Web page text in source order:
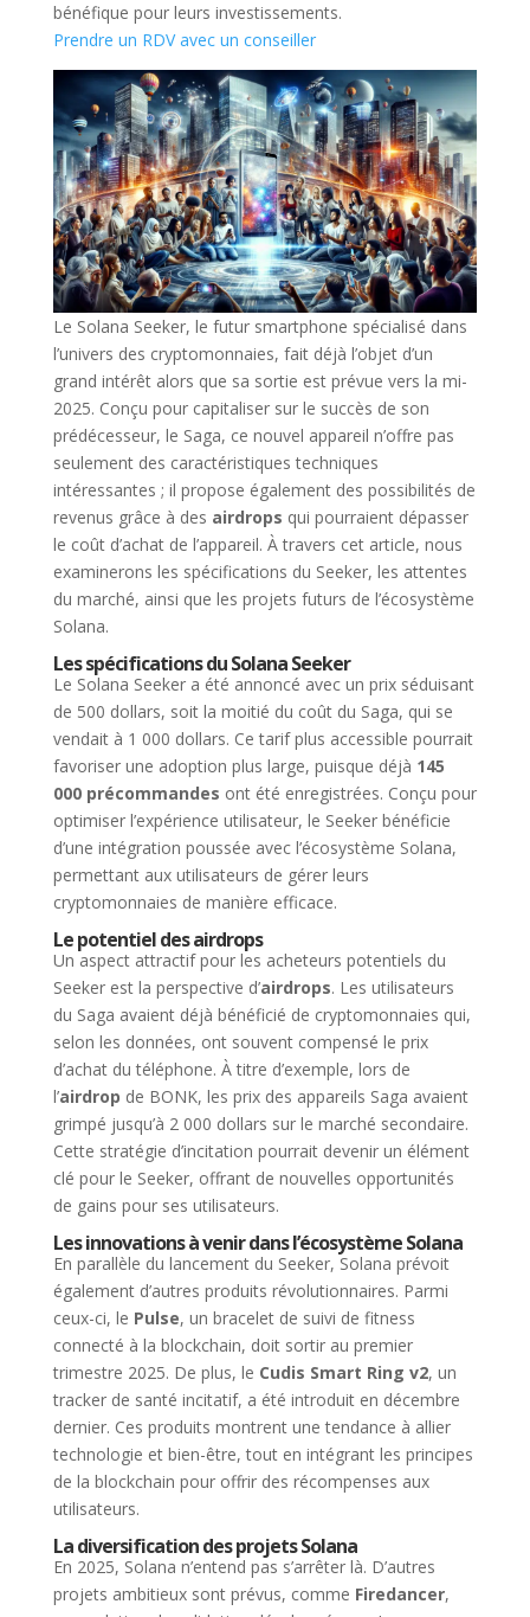
bénéfique pour leurs investissements.
Prendre un RDV avec un conseiller
Le Solana Seeker, le futur smartphone spécialisé dans
l’univers des cryptomonnaies, fait déjà l’objet d’un
grand intérêt alors que sa sortie est prévue vers la mi-
2025. Conçu pour capitaliser sur le succès de son
prédécesseur, le Saga, ce nouvel appareil n’offre pas
seulement des caractéristiques techniques
intéressantes ; il propose également des possibilités de
revenus grâce à des airdrops qui pourraient dépasser
le coût d’achat de l’appareil. À travers cet article, nous
examinerons les spécifications du Seeker, les attentes
du marché, ainsi que les projets futurs de l’écosystème
Solana.
Les spécifications du Solana Seeker
Le Solana Seeker a été annoncé avec un prix séduisant
de 500 dollars, soit la moitié du coût du Saga, qui se
vendait à 1 000 dollars. Ce tarif plus accessible pourrait
favoriser une adoption plus large, puisque déjà 145
000 précommandes ont été enregistrées. Conçu pour
optimiser l’expérience utilisateur, le Seeker bénéficie
d’une intégration poussée avec l’écosystème Solana,
permettant aux utilisateurs de gérer leurs
cryptomonnaies de manière efficace.
Le potentiel des airdrops
Un aspect attractif pour les acheteurs potentiels du
Seeker est la perspective d’airdrops. Les utilisateurs
du Saga avaient déjà bénéficié de cryptomonnaies qui,
selon les données, ont souvent compensé le prix
d’achat du téléphone. À titre d’exemple, lors de
l’airdrop de BONK, les prix des appareils Saga avaient
grimpé jusqu’à 2 000 dollars sur le marché secondaire.
Cette stratégie d’incitation pourrait devenir un élément
clé pour le Seeker, offrant de nouvelles opportunités
de gains pour ses utilisateurs.
Les innovations à venir dans l’écosystème Solana
En parallèle du lancement du Seeker, Solana prévoit
également d’autres produits révolutionnaires. Parmi
ceux-ci, le Pulse, un bracelet de suivi de fitness
connecté à la blockchain, doit sortir au premier
trimestre 2025. De plus, le Cudis Smart Ring v2, un
tracker de santé incitatif, a été introduit en décembre
dernier. Ces produits montrent une tendance à allier
technologie et bien-être, tout en intégrant les principes
de la blockchain pour offrir des récompenses aux
utilisateurs.
La diversification des projets Solana
En 2025, Solana n’entend pas s’arrêter là. D’autres
projets ambitieux sont prévus, comme Firedancer,